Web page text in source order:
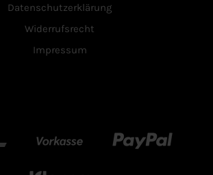
Datenschutzerklärung
Widerrufsrecht
Impressum
Vorkasse Paypal